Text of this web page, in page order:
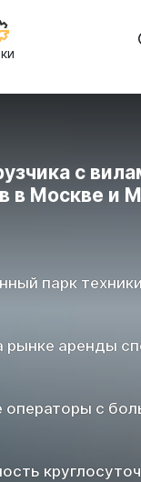
c
в Москве и
парк
рынке аренды
операторы с